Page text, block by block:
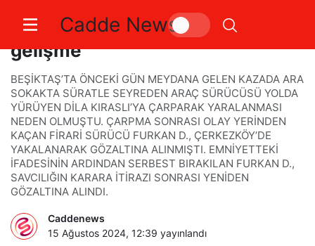
Cadde News
Beşiktaş’taki kazada yeni
gelişme
BEŞİKTAŞ’TA ÖNCEKİ GÜN MEYDANA GELEN KAZADA ARA
SOKAKTA SÜRATLE SEYREDEN ARAÇ SÜRÜCÜSÜ YOLDA
YÜRÜYEN DİLA KIRASLI’YA ÇARPARAK YARALANMASI
NEDEN OLMUŞTU. ÇARPMA SONRASI OLAY YERİNDEN
KAÇAN FİRARİ SÜRÜCÜ FURKAN D., ÇERKEZKÖY’DE
YAKALANARAK GÖZALTINA ALINMIŞTI. EMNİYETTEKİ
İFADESİNİN ARDINDAN SERBEST BIRAKILAN FURKAN D.,
SAVCILIĞIN KARARA İTİRAZI SONRASI YENİDEN
GÖZALTINA ALINDI.
Caddenews
15 Ağustos 2024, 12:39 yayınlandı